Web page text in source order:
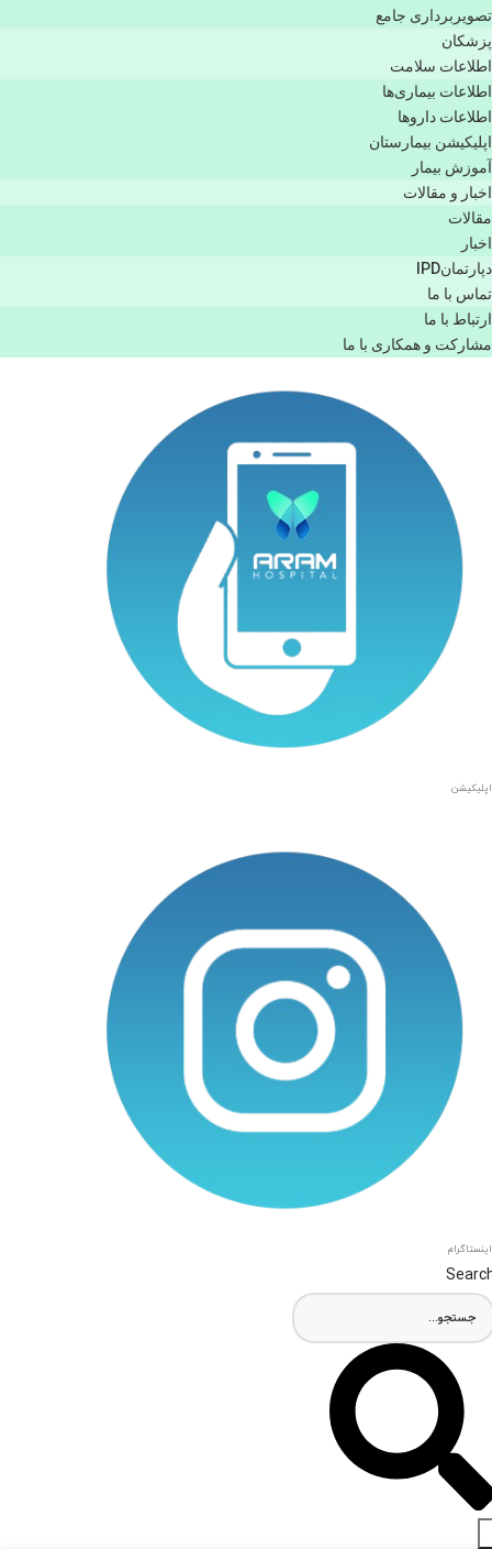
تصویربرداری جامع
پزشكان
اطلاعات سلامت
اطلاعات بیماری‌ها
اطلاعات دارو‌ها
اپليكيشن بيمارستان
آموزش بیمار
اخبار و مقالات
مقالات
اخبار
دپارتمانIPD
تماس با ما
ارتباط با ما
مشاركت و همكاری با ما
اپلیکیشن
اینستاگرام